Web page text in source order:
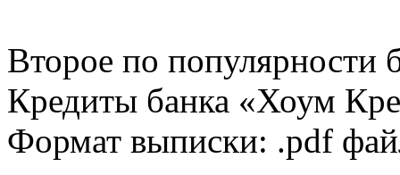
Второе по популярности
Кредиты банка «Хоум
Формат выписки: .pdf